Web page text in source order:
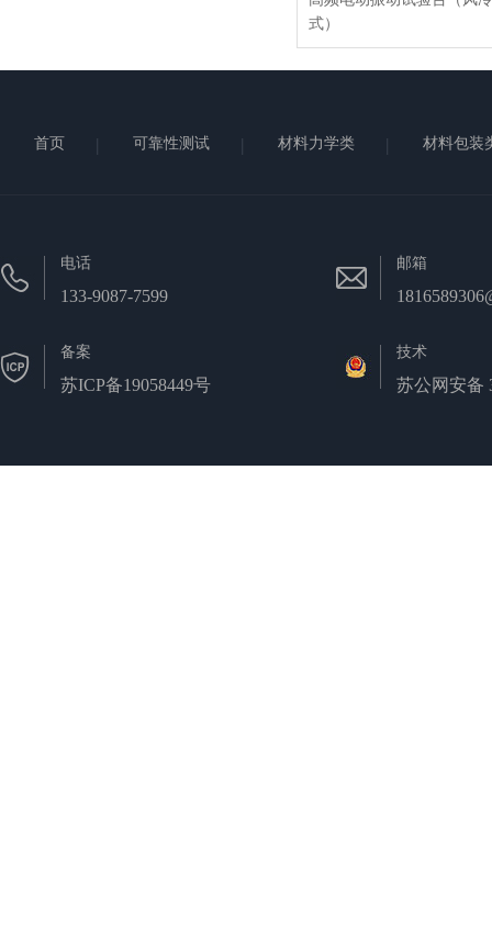
式）
首页 可靠性测试 材料力学类 材料包装
电话
133-9087-7599
邮箱
备案
苏ICP备19058449号
技术
苏公网安备